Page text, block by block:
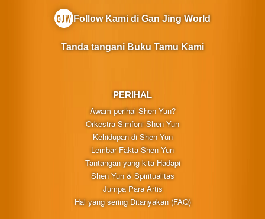
PERIHAL
Awam perihal Shen Yun?
Orkestra Simfoni Shen Yun
Kehidupan di Shen Yun
Lembar Fakta Shen Yun
Tantangan yang kita Hadapi
Shen Yun & Spiritualitas
Jumpa Para Artis
Hal yang sering Ditanyakan (FAQ)
Follow Kami di Gan Jing World
Tanda tangani Buku Tamu Kami